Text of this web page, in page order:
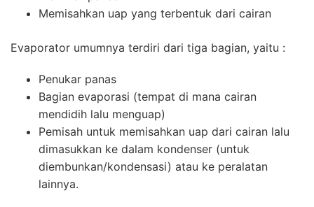
Memisahkan uap yang terbentuk dari cairan
Evaporator umumnya terdiri dari tiga bagian, yaitu :
Penukar panas
Bagian evaporasi (tempat di mana cairan
mendidih lalu menguap)
Pemisah untuk memisahkan uap dari cairan lalu
dimasukkan ke dalam kondenser (untuk
diembunkan/kondensasi) atau ke peralatan
lainnya.